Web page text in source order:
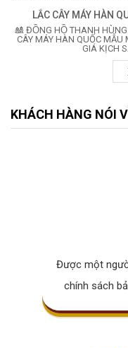
LẮC CÂY MÁY HÀN
🎎 ĐỒNG HỒ THANH
CÂY MÁY HÀN QUỐC
GIÁ KỊCH
KHÁCH HÀNG NÓI
Được một
chính sách